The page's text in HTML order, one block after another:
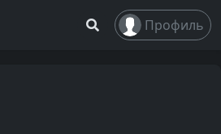
Профиль